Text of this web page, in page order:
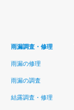
雨漏調査・修理
雨漏の修理
雨漏の調査
結露調査・修理